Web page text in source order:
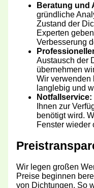
Beratung und
gründliche
Zustand der
Experten
Verbesserung
Austausch der
übernehmen
Wir verwenden
langlebig und
Notfallservice:
Ihnen zur
benötigt wird.
Fenster wieder
Wir legen großen
Preise beginnen
von Dichtungen. So